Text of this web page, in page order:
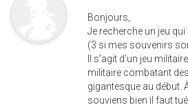
Bonjours,
Je recherche un jeu
(3 si mes souvenirs
Il s'agit d'un jeu
militaire combatant
gigantesque au début.
souviens bien il faut